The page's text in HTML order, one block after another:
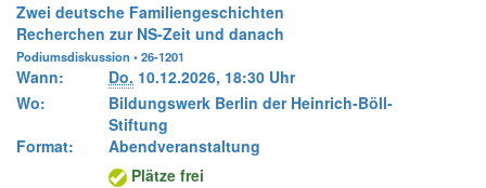
Zwei deutsche Familiengeschichten
Recherchen zur NS-Zeit und danach
Podiumsdiskussion • 26-1201
Wann: Do. 10.12.2026, 18:30 Uhr
Wo:
Bildungswerk Berlin der Heinrich-Böll-
Stiftung
Format:
Abendveranstaltung
Plätze frei